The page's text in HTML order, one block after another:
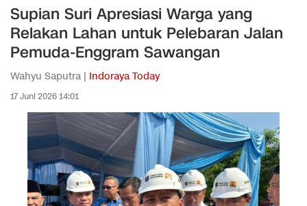
Supian Suri Apresiasi Warga yang
Relakan Lahan untuk Pelebaran Jalan
Pemuda-Enggram Sawangan
Wahyu Saputra | Indoraya Today
17 Juni 2026 14:01